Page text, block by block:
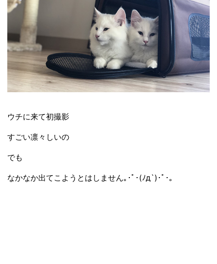
ウチに来て初撮影
すごい凛々しいの
でも
なかなか出てこようとはしません｡･ﾟ･(ﾉд`)･ﾟ･｡